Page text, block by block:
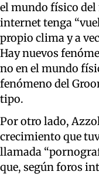
el mundo físico
internet tenga
propio clima y a
Hay nuevos
no en el mundo
fenómeno del
tipo.
Por otro lado,
crecimiento que
llamada
que, según foros